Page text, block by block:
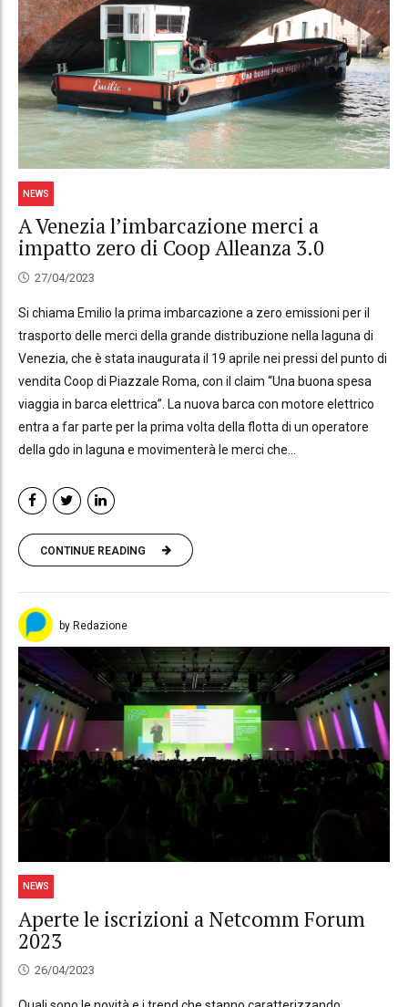
NEWS
A Venezia l’imbarcazione merci a
impatto zero di Coop Alleanza 3.0
27/04/2023
Si chiama Emilio la prima imbarcazione a zero emissioni per il
trasporto delle merci della grande distribuzione nella laguna di
Venezia, che è stata inaugurata il 19 aprile nei pressi del punto di
vendita Coop di Piazzale Roma, con il claim “Una buona spesa
viaggia in barca elettrica”. La nuova barca con motore elettrico
entra a far parte per la prima volta della flotta di un operatore
della gdo in laguna e movimenterà le merci che...
CONTINUE READING
by Redazione
NEWS
Aperte le iscrizioni a Netcomm Forum
2023
26/04/2023